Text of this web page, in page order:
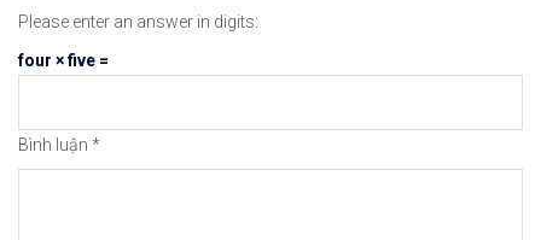
Please enter an answer in digits:
four × five =
Bình luận *